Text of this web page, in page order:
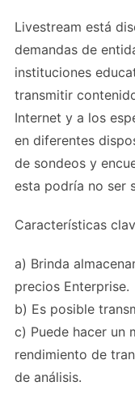
Livestream está
demandas de
instituciones
transmitir
Internet y a los
en diferentes
de sondeos y
esta podría no ser
Características
a) Brinda
precios Enterprise.
b) Es posible
c) Puede hacer un
rendimiento de
de análisis.